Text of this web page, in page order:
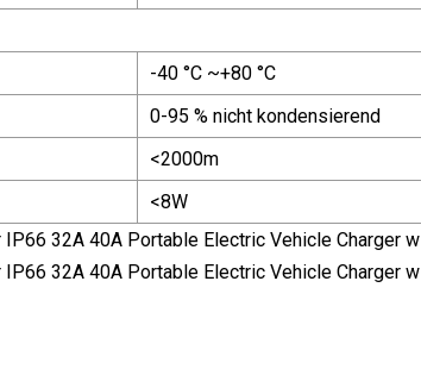
-40 °C ~+80 °C
0-95 % nicht kondensierend
<2000m
<8W